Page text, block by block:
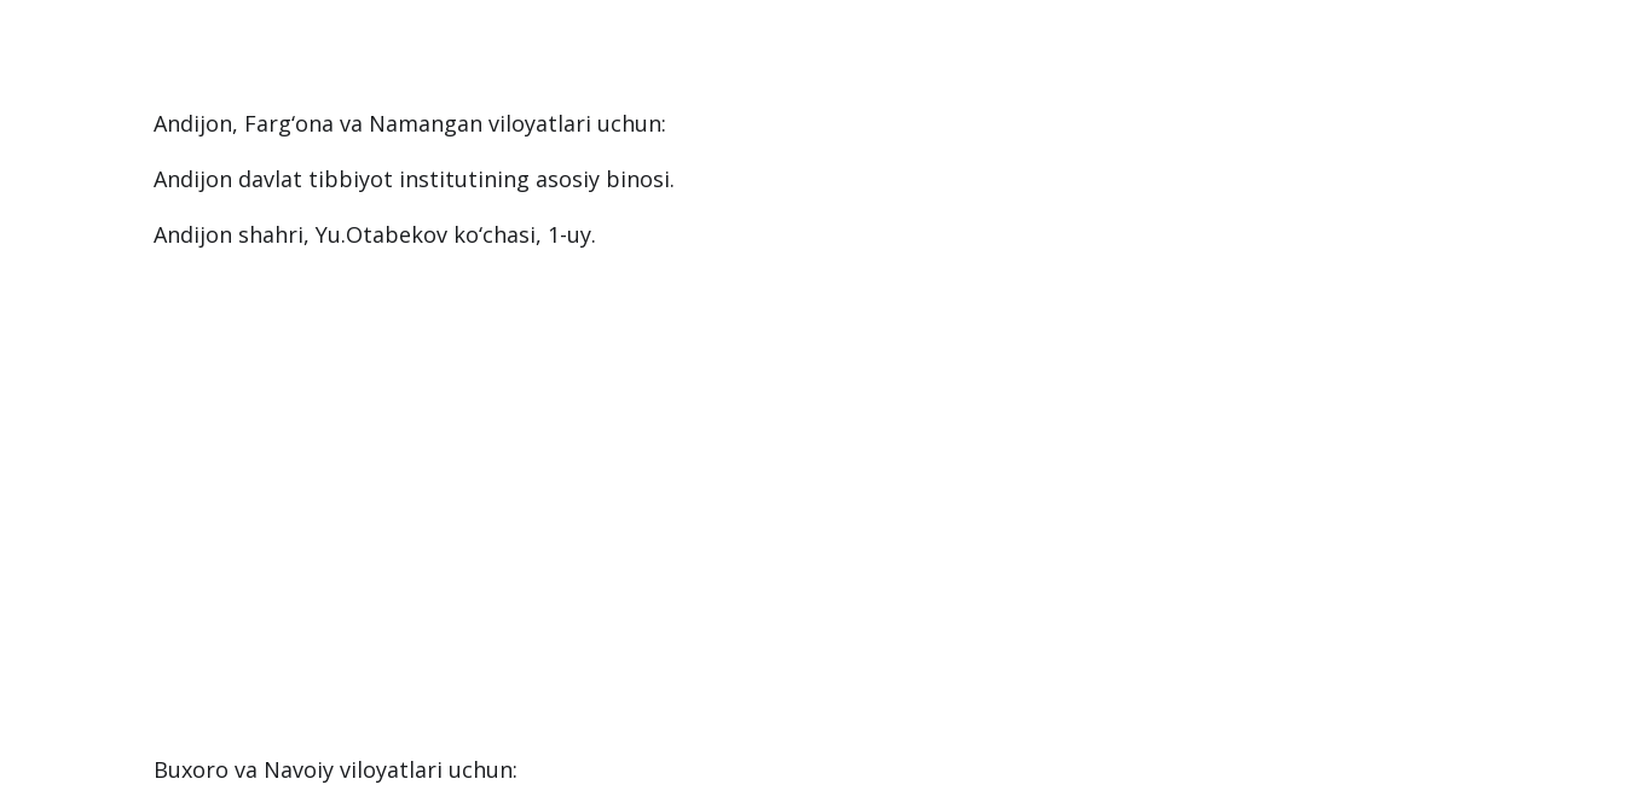
Andijon, Farg‘ona va Namangan viloyatlari uchun:
Andijon davlat tibbiyot institutining asosiy binosi.
Andijon shahri, Yu.Otabekov ko‘chasi, 1-uy.
Buxoro va Navoiy viloyatlari uchun: